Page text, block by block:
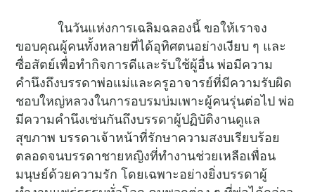
ในวันแห่งการเฉลิมฉลองนี้ ขอให้เราจง
ขอบคุณผู้คนทั้งหลายที่ได้อุทิศตนอย่างเงียบ ๆ และ
ซื่อสัตย์เพื่อทำกิจการดีและรับใช้ผู้อื่น พ่อมีความ
คำนึงถึงบรรดาพ่อแม่และครูอาจารย์ที่มีความรับผิด
ชอบใหญ่หลวงในการอบรมบ่มเพาะผู้คนรุ่นต่อไป พ่อ
มีความคำนึงเช่นกันถึงบรรดาผู้ปฏิบัติงานดูแล
สุขภาพ บรรดาเจ้าหน้าที่รักษาความสงบเรียบร้อย
ตลอดจนบรรดาชายหญิงที่ทำงานช่วยเหลือเพื่อน
มนุษย์ด้วยความรัก โดยเฉพาะอย่างยิ่งบรรดาผู้